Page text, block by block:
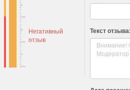
Негативный
отзыв
Текст отзыва: